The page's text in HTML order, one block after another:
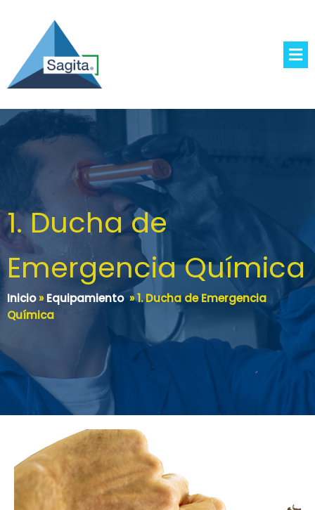
1. Ducha de
Emergencia Química
Inicio»Equipamiento »1. Ducha de Emergencia
Química